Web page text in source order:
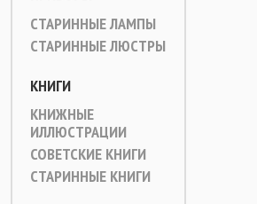
СТАРИННЫЕ ЛАМПЫ
СТАРИННЫЕ ЛЮСТРЫ
КНИГИ
КНИЖНЫЕ
ИЛЛЮСТРАЦИИ
СОВЕТСКИЕ КНИГИ
СТАРИННЫЕ КНИГИ